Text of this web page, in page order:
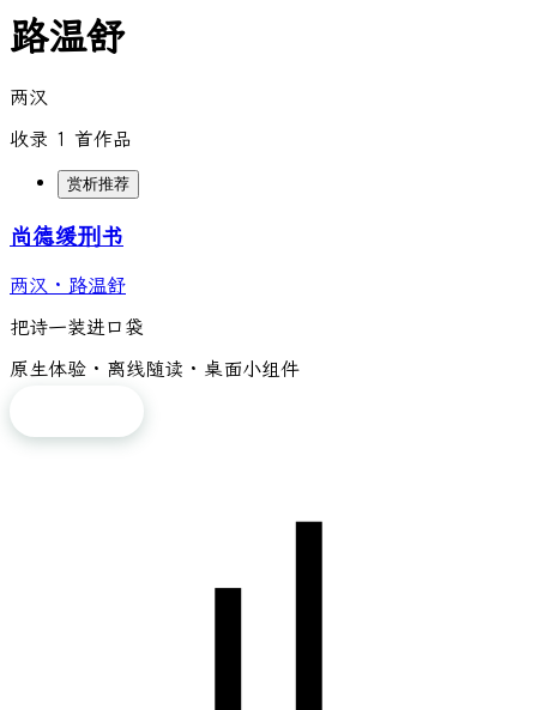
路温舒
两汉
收录 1 首作品
赏析推荐
尚德缓刑书
两汉 · 路温舒
把诗一装进口袋
原生体验 · 离线随读 · 桌面小组件